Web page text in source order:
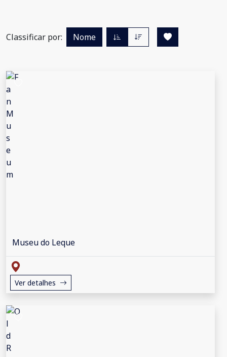
Classificar por: Nome
Museu do Leque
Ver detalhes